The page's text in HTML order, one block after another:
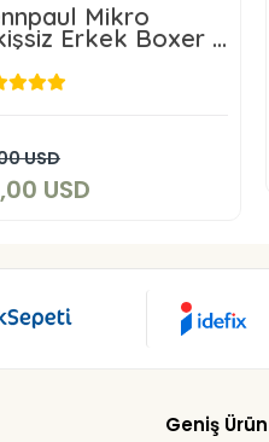
Mikro
Erkek Boxer 6
Paket
USD
USD
Geniş